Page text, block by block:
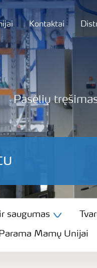
Kontaktai
Pasėlių
saugumas
Parama Mamų Unijai